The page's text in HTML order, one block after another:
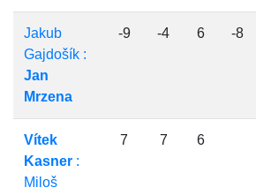
Jakub
Gajdošík :
Jan
Mrzena
-9 -4 6 -8
Vítek
Kasner :
Miloš
7 7 6